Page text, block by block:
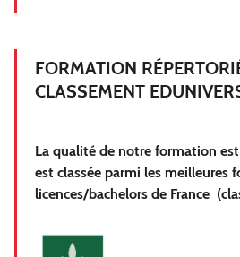
FORMATION
CLASSEMENT
La qualité de notre formation
est classée parmi les meilleures
licences/bachelors de France